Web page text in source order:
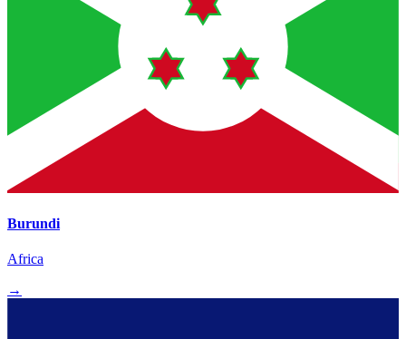
Burundi
Africa
→